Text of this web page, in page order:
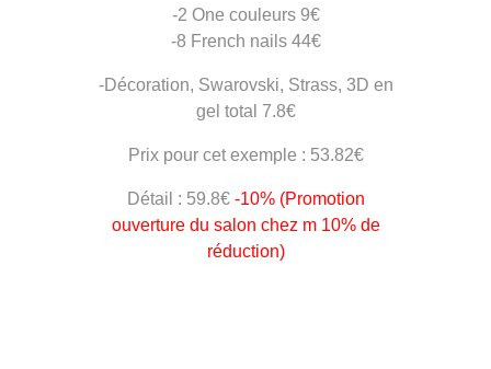
-2 One couleurs 9€
-8 French nails 44€
-Décoration, Swarovski, Strass, 3D en
gel total 7.8€
Prix pour cet exemple : 53.82€
Détail : 59.8€ -10% (Promotion
ouverture du salon chez m 10% de
réduction)